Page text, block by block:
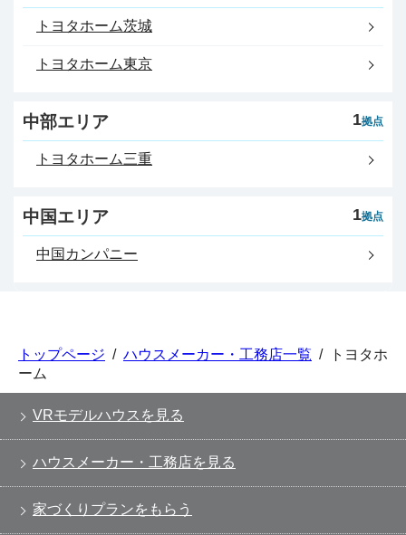
トヨタホーム茨城
トヨタホーム東京
中部エリア 1拠点
トヨタホーム三重
中国エリア 1拠点
中国カンパニー
トップページ / ハウスメーカー・工務店一覧 /
トヨタホ
ーム
VRモデルハウスを見る
ハウスメーカー・工務店を見る
家づくりプランをもらう